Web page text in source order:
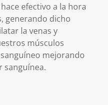
efectivo a la hora
generando dicho
la venas y
músculos
mejorando
sanguínea.